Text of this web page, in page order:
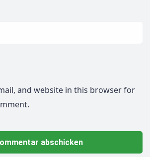
and website in this browser for